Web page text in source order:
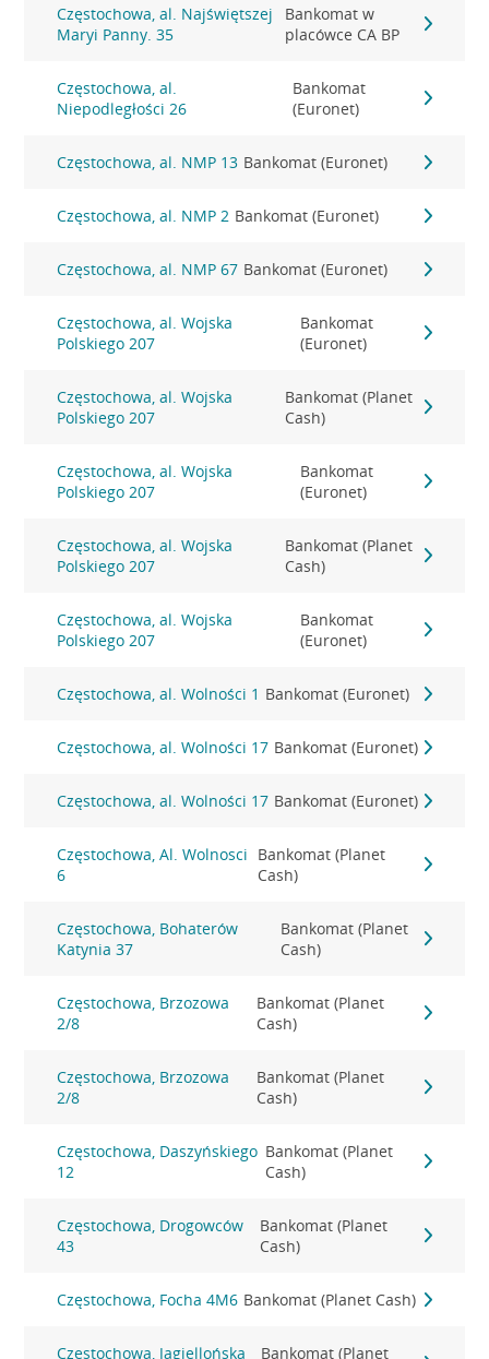
Częstochowa, al. Najświętszej
Maryi Panny. 35
Bankomat w
placówce CA BP
Częstochowa, al.
Niepodległości 26
Bankomat
(Euronet)
Częstochowa, al. NMP 13 Bankomat (Euronet)
Częstochowa, al. NMP 2 Bankomat (Euronet)
Częstochowa, al. NMP 67 Bankomat (Euronet)
Częstochowa, al. Wojska
Polskiego 207
Bankomat
(Euronet)
Częstochowa, al. Wojska
Polskiego 207
Bankomat (Planet
Cash)
Częstochowa, al. Wojska
Polskiego 207
Bankomat
(Euronet)
Częstochowa, al. Wojska
Polskiego 207
Bankomat (Planet
Cash)
Częstochowa, al. Wojska
Polskiego 207
Bankomat
(Euronet)
Częstochowa, al. Wolności 1 Bankomat (Euronet)
Częstochowa, al. Wolności 17 Bankomat (Euronet)
Częstochowa, al. Wolności 17 Bankomat (Euronet)
Częstochowa, Al. Wolnosci
6
Bankomat (Planet
Cash)
Częstochowa, Bohaterów
Katynia 37
Bankomat (Planet
Cash)
Częstochowa, Brzozowa
2/8
Bankomat (Planet
Cash)
Częstochowa, Brzozowa
2/8
Bankomat (Planet
Cash)
Częstochowa, Daszyńskiego
12
Bankomat (Planet
Cash)
Częstochowa, Drogowców
43
Bankomat (Planet
Cash)
Częstochowa, Focha 4M6 Bankomat (Planet Cash)
Częstochowa, Jagiellońska
Bankomat (Planet